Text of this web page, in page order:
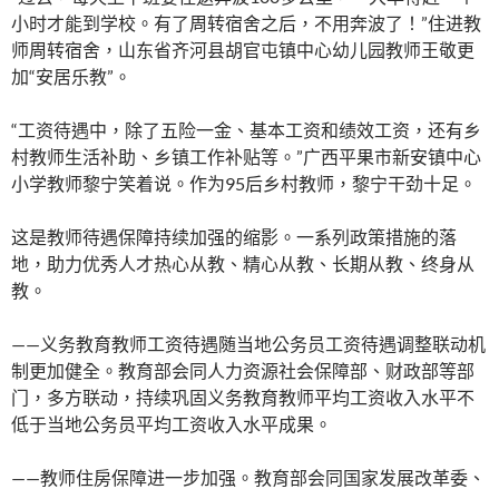
小时才能到学校。有了周转宿舍之后，不用奔波了！”住进教
师周转宿舍，山东省齐河县胡官屯镇中心幼儿园教师王敬更
加“安居乐教”。
“工资待遇中，除了五险一金、基本工资和绩效工资，还有乡
村教师生活补助、乡镇工作补贴等。”广西平果市新安镇中心
小学教师黎宁笑着说。作为95后乡村教师，黎宁干劲十足。
这是教师待遇保障持续加强的缩影。一系列政策措施的落
地，助力优秀人才热心从教、精心从教、长期从教、终身从
教。
——义务教育教师工资待遇随当地公务员工资待遇调整联动机
制更加健全。教育部会同人力资源社会保障部、财政部等部
门，多方联动，持续巩固义务教育教师平均工资收入水平不
低于当地公务员平均工资收入水平成果。
——教师住房保障进一步加强。教育部会同国家发展改革委、